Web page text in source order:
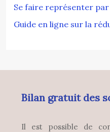
Se faire représenter
Guide en ligne sur la
Bilan gratuit des
Il est possible de